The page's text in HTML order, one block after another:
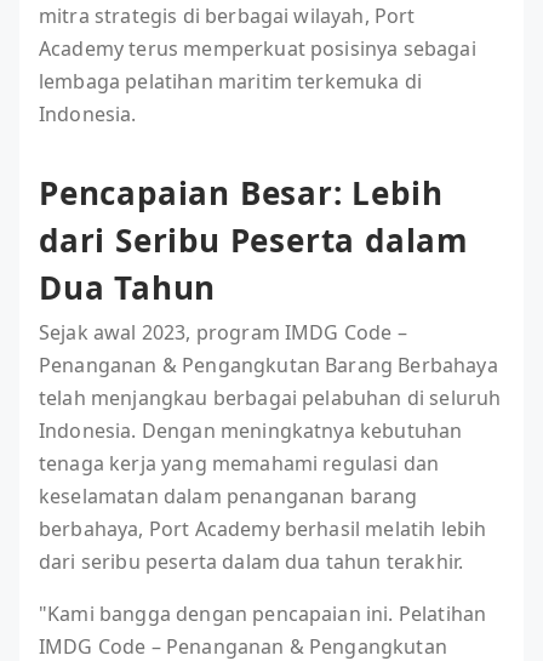
mitra strategis di berbagai wilayah, Port
Academy terus memperkuat posisinya sebagai
lembaga pelatihan maritim terkemuka di
Indonesia.
Pencapaian Besar: Lebih
dari Seribu Peserta dalam
Dua Tahun
Sejak awal 2023, program IMDG Code –
Penanganan & Pengangkutan Barang Berbahaya
telah menjangkau berbagai pelabuhan di seluruh
Indonesia. Dengan meningkatnya kebutuhan
tenaga kerja yang memahami regulasi dan
keselamatan dalam penanganan barang
berbahaya, Port Academy berhasil melatih lebih
dari seribu peserta dalam dua tahun terakhir.
"Kami bangga dengan pencapaian ini. Pelatihan
IMDG Code – Penanganan & Pengangkutan